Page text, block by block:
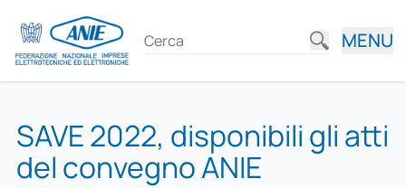
MENU
SAVE 2022, disponibili gli atti
del convegno ANIE